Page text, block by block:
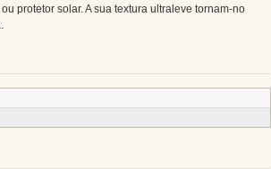
protetor solar. A sua textura ultraleve tornam-no